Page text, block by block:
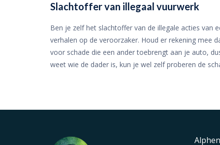
Slachtoffer van illegaal vuurwerk
Ben je zelf het slachtoffer van de illegale acties van
verhalen op de veroorzaker. Houd er rekening mee
voor schade die een ander toebrengt aan je auto,
weet wie de dader is, kun je wel zelf proberen de